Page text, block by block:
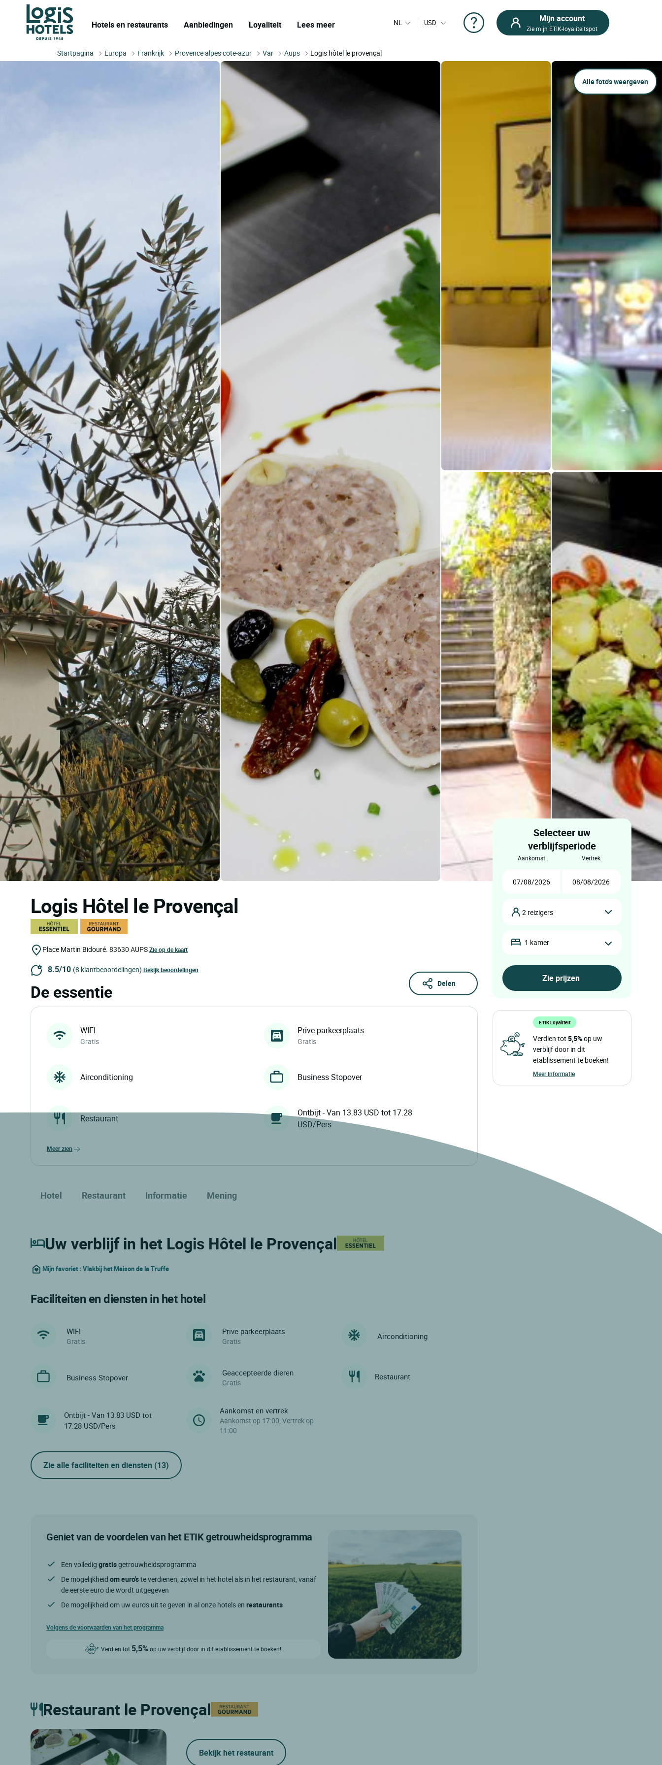
Hotels en restaurants Aanbiedingen Loyaliteit Lees meer NL USD Mijn account
Zie mijn ETIK-loyaliteitspot
Startpagina Europa Frankrijk Provence alpes cote-azur Var Aups Logis hôtel le provençal
Alle foto's weergeven
Logis Hôtel le Provençal
Place Martin Bidouré. 83630 AUPSZie op de kaart
8.5/10 (8 klantbeoordelingen) Bekijk beoordelingen
Delen
De essentie
WIFI
Gratis
Prive parkeerplaats
Gratis
Airconditioning Business Stopover
Restaurant
Ontbijt - Van 13.83 USD tot 17.28
USD/Pers
meer zien
Hotel Restaurant Informatie Mening
Uw verblijf in het Logis Hôtel le Provençal
Mijn favoriet : Vlakbij het Maison de la Truffe
Faciliteiten en diensten in het hotel
WIFI
Gratis
Prive parkeerplaats
Gratis
Airconditioning
Business Stopover Geaccepteerde dieren
Gratis
Restaurant
Ontbijt - Van 13.83 USD tot
17.28 USD/Pers
Aankomst en vertrek
Aankomst op 17:00, Vertrek op
11:00
Zie alle faciliteiten en diensten (13)
Geniet van de voordelen van het ETIK getrouwheidsprogramma
Een volledig gratisgetrouwheidsprogramma
De mogelijkheid om euro'ste verdienen, zowel in het hotel als in het restaurant, vanaf
de eerste euro die wordt uitgegeven
De mogelijkheid om uw euro's uit te geven in al onze hotels en restaurants
Volgens de voorwaarden van het programma
Verdien tot 5,5% op uw verblijf door in dit etablissement te boeken!
Restaurant le Provençal
Bekijk het restaurant
Selecteer uw
verblijfsperiode
aankomst vertrek
2 reizigers
1 kamer
ETIK Loyaliteit
Verdien tot 5,5%op uw
verblijf door in dit
etablissement te boeken!
Meer informatie